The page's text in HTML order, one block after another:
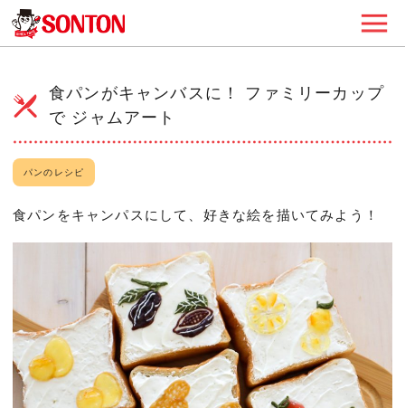
食パンがキャンバスに！ ファミリーカップ
で ジャムアート
パンのレシピ
食パンをキャンパスにして、好きな絵を描いてみよう！